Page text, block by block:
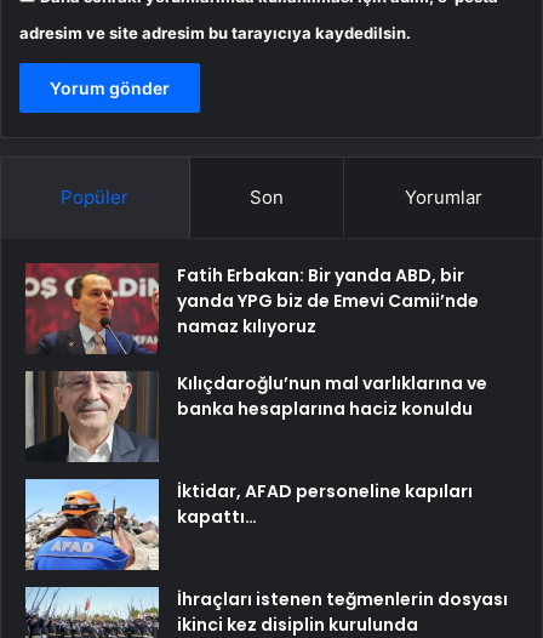
adresim ve site adresim bu tarayıcıya kaydedilsin.
Popüler Son Yorumlar
Fatih Erbakan: Bir yanda ABD, bir
yanda YPG biz de Emevi Camii’nde
namaz kılıyoruz
Kılıçdaroğlu’nun mal varlıklarına ve
banka hesaplarına haciz konuldu
İktidar, AFAD personeline kapıları
kapattı…
İhraçları istenen teğmenlerin dosyası
ikinci kez disiplin kurulunda